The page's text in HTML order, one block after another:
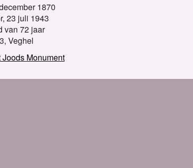
1870
23 juli 1943
van 72 jaar
Veghel
Monument